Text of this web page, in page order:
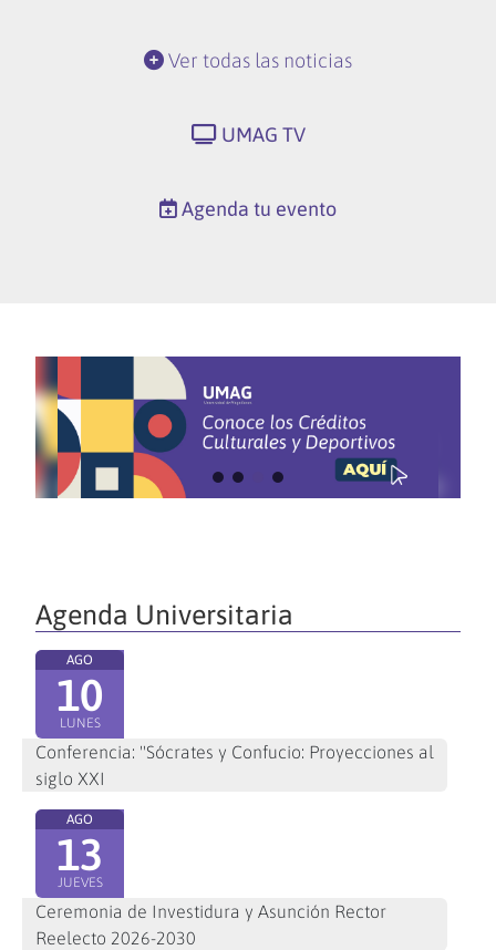
Ver todas las noticias
UMAG TV
Agenda tu evento
Agenda Universitaria
AGO
10
LUNES
Conferencia: "Sócrates y Confucio: Proyecciones al
siglo XXI
AGO
13
JUEVES
Ceremonia de Investidura y Asunción Rector
Reelecto 2026-2030